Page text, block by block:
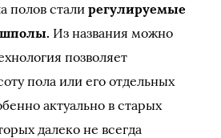
полов стали регулируемые
Из названия можно
позволяет
пола или его отдельных
актуально в старых
далеко не всегда